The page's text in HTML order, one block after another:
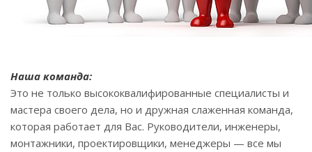
Наша команда:
Это не только высококвалифированные специалисты и
мастера своего дела, но и дружная слаженная команда,
которая работает для Вас. Руководители, инженеры,
монтажники, проектировщики, менеджеры — все мы